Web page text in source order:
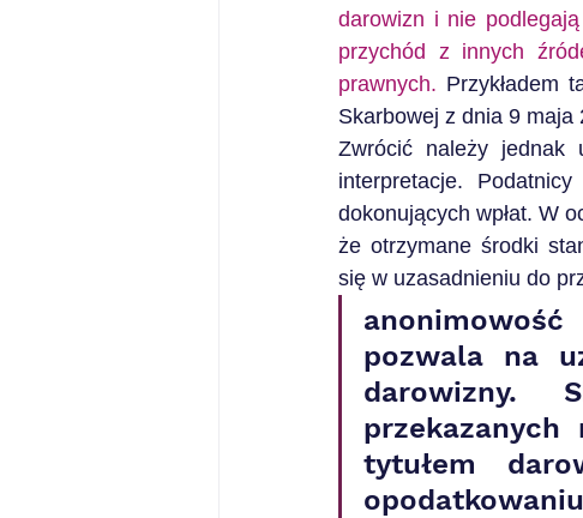
darowizn i nie
przychód z innych
prawnych. Przykładem
Skarbowej z dnia 9 maja
Zwrócić należy jednak
interpretacje.
dokonujących wpłat. W
że otrzymane środki
się w uzasadnieniu do
pozwala na
darowizny.
tytułem